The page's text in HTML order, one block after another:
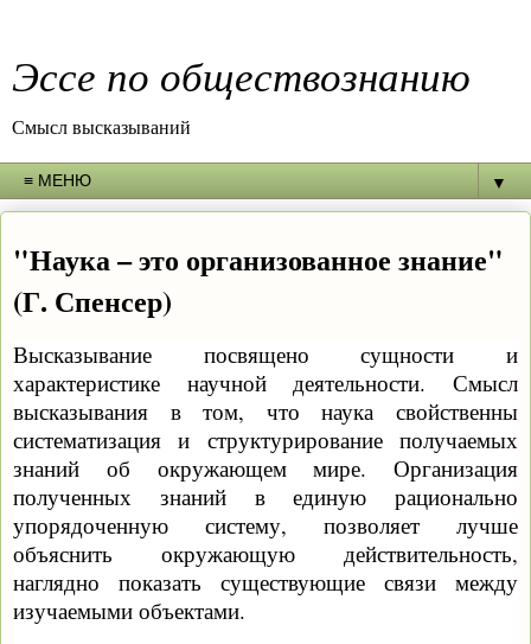
Эссе по обществознанию
Смысл высказываний
▼
"Наука – это организованное знание"
(Г. Спенсер)
Высказывание посвящено сущности и
характеристике научной деятельности. Смысл
высказывания в том, что наука свойственны
систематизация и структурирование получаемых
знаний об окружающем мире. Организация
полученных знаний в единую рационально
упорядоченную систему, позволяет лучше
объяснить окружающую действительность,
наглядно показать существующие связи между
изучаемыми объектами.